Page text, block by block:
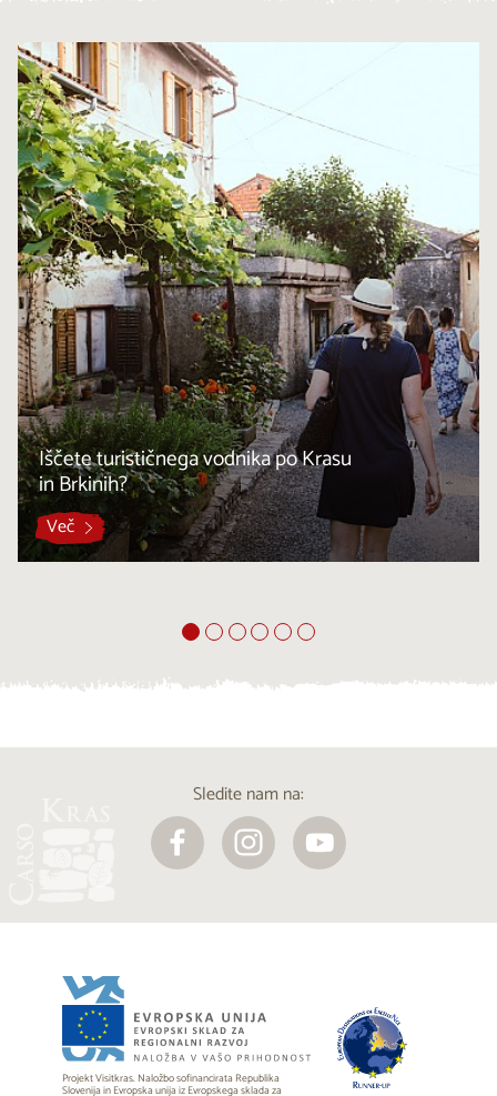
Iščete turističnega vodnika po Krasu
in Brkinih?
Več
Sledite nam na:
Projekt Visitkras. Naložbo sofinancirata Republika
Slovenija in Evropska unija iz Evropskega sklada za